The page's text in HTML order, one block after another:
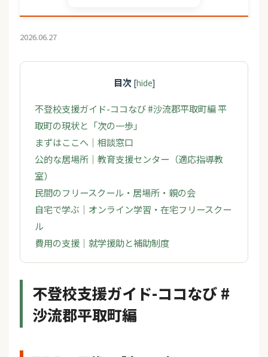
2026.06.27
目次 [hide]
不登校支援ガイド-ココなび #沙流郡平取町編 平
取町の現状と「次の一歩」
まずはここへ｜相談窓口
公的な居場所｜教育支援センター（適応指導教
室）
民間のフリースクール・居場所・親の会
自宅で学ぶ｜オンライン学習・在宅フリースクー
ル
費用の支援｜就学援助と補助制度
不登校支援ガイド-ココなび #
沙流郡平取町編